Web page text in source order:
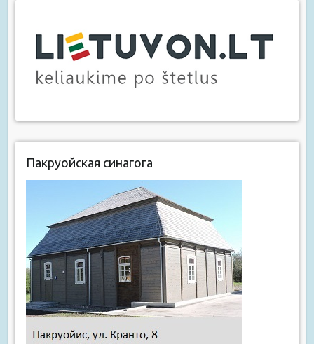
Пакруойская синагога